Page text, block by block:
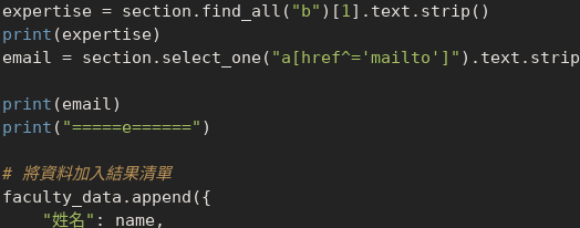
            expertise = section.find_all(
"b" )[1].text.strip()
print (expertise)
            email = section.select_one(
"a[href^='mailto']" ).text.strip
print (email)
print ( "=====e======" )
# 將資料加入結果清單
"姓名" : name,